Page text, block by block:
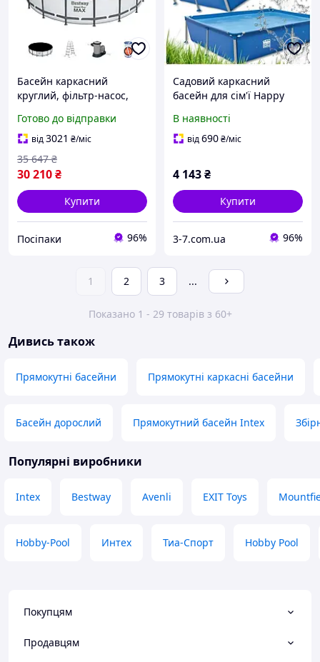
Басейн каркасний
круглий, фільтр-насос,
см (56462)
Готово до відправки
від3021 ₴/міс
30 210₴
35 647 ₴
Купити
Посіпаки 96%
Садовий каркасний
басейн для сім'ї Happy
см 1287л
В наявності
від690₴/міс
4 143₴
Купити
3-7.com.ua 96%
1 2 3 ...
Показано 1 - 29 товарів з 60+
Дивись також
Прямокутні басейни Прямокутні каркасні басейни
Басейн дорослий Прямокутний басейн Intex
Популярні виробники
Intex Bestway Avenli EXIT Toys
Hobby-Pool Интех Тиа-Спорт Hobby Pool
Покупцям
Продавцям